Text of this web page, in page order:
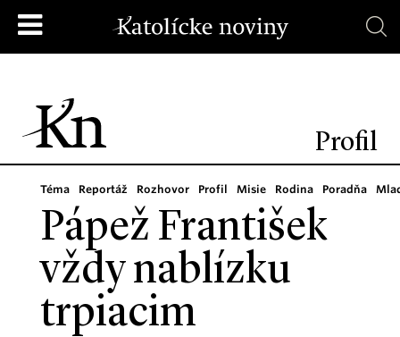
Profil
Téma Reportáž Rozhovor Profil Misie Rodina Poradňa
Pápež František
vždy nablízku
trpiacim